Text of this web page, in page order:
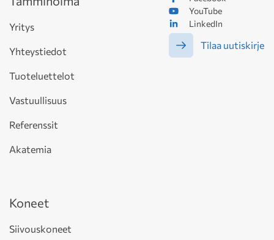
YouTube
LinkedIn
Tilaa uutiskirje
Yritys
Yhteystiedot
Tuoteluettelot
Vastuullisuus
Referenssit
Akatemia
Koneet
Siivouskoneet